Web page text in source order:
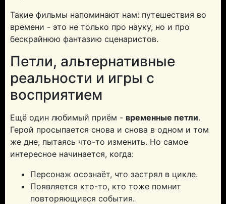
Такие фильмы напоминают нам: путешествия во
времени - это не только про науку, но и про
бескрайнюю фантазию сценаристов.
Петли, альтернативные
реальности и игры с
восприятием
Ещё один любимый приём - временные петли.
Герой просыпается снова и снова в одном и том
же дне, пытаясь что-то изменить. Но самое
интересное начинается, когда:
Персонаж осознаёт, что застрял в цикле.
Появляется кто-то, кто тоже помнит
повторяющиеся события.